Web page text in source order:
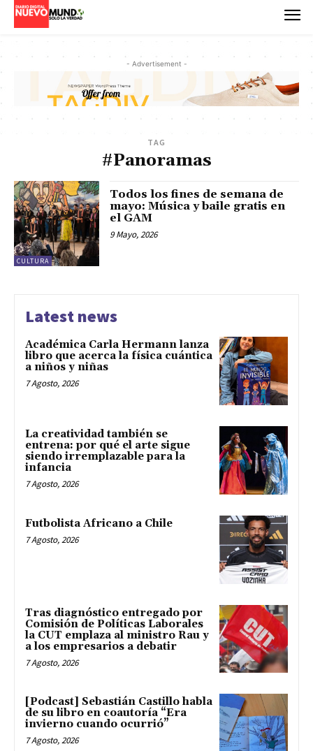
- Advertisement -
TAG
#Panoramas
CULTURA
Todos los fines de semana de
mayo: Música y baile gratis en
el GAM
9 Mayo, 2026
Latest news
Académica Carla Hermann lanza
libro que acerca la física cuántica
a niños y niñas
7 Agosto, 2026
La creatividad también se
entrena: por qué el arte sigue
siendo irremplazable para la
infancia
7 Agosto, 2026
Futbolista Africano a Chile
7 Agosto, 2026
Tras diagnóstico entregado por
Comisión de Políticas Laborales
la CUT emplaza al ministro Rau y
a los empresarios a debatir
7 Agosto, 2026
[Podcast] Sebastián Castillo habla
de su libro en coautoría “Era
invierno cuando ocurrió”
7 Agosto, 2026